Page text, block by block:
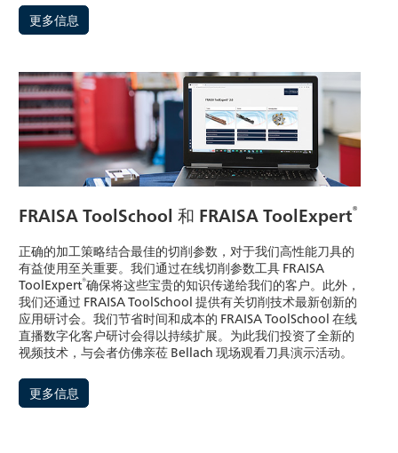
更多信息
FRAISA ToolSchool 和 FRAISA ToolExpert®
正确的加工策略结合最佳的切削参数，对于我们高性能刀具的
有益使用至关重要。我们通过在线切削参数工具 FRAISA
ToolExpert®确保将这些宝贵的知识传递给我们的客户。此外，
我们还通过 FRAISA ToolSchool 提供有关切削技术最新创新的
应用研讨会。我们节省时间和成本的 FRAISA ToolSchool 在线
直播数字化客户研讨会得以持续扩展。为此我们投资了全新的
视频技术，与会者仿佛亲莅 Bellach 现场观看刀具演示活动。
更多信息